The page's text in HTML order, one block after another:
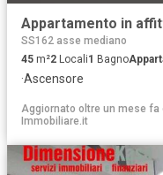
Appartamento in
SS162 asse mediano
45 m²2 Locali1 Bagno
·Ascensore
Aggiornato oltre un mese fa
Immobiliare.it